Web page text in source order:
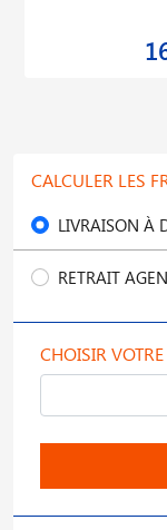
CALCULER LES
LIVRAISON À
RETRAIT
CHOISIR